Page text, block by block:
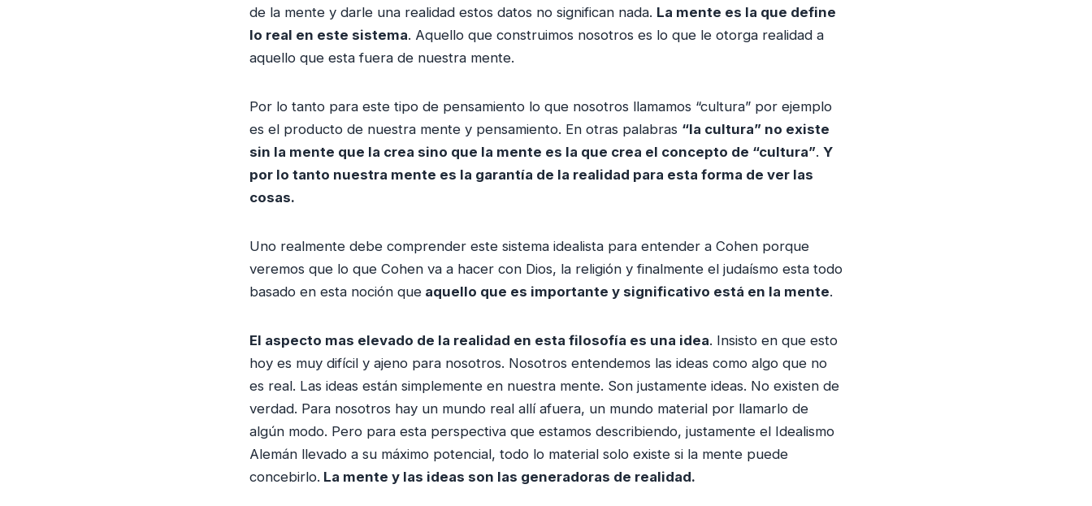
de la mente y darle una realidad estos datos no significan nada. La mente es la que define
lo real en este sistema. Aquello que construimos nosotros es lo que le otorga realidad a
aquello que esta fuera de nuestra mente.
Por lo tanto para este tipo de pensamiento lo que nosotros llamamos “cultura” por ejemplo
es el producto de nuestra mente y pensamiento. En otras palabras “la cultura” no existe
sin la mente que la crea sino que la mente es la que crea el concepto de “cultura”. Y
por lo tanto nuestra mente es la garantía de la realidad para esta forma de ver las
cosas.
Uno realmente debe comprender este sistema idealista para entender a Cohen porque
veremos que lo que Cohen va a hacer con Dios, la religión y finalmente el judaísmo esta todo
basado en esta noción que aquello que es importante y significativo está en la mente.
El aspecto mas elevado de la realidad en esta filosofía es una idea. Insisto en que esto
hoy es muy difícil y ajeno para nosotros. Nosotros entendemos las ideas como algo que no
es real. Las ideas están simplemente en nuestra mente. Son justamente ideas. No existen de
verdad. Para nosotros hay un mundo real allí afuera, un mundo material por llamarlo de
algún modo. Pero para esta perspectiva que estamos describiendo, justamente el Idealismo
Alemán llevado a su máximo potencial, todo lo material solo existe si la mente puede
concebirlo. La mente y las ideas son las generadoras de realidad.